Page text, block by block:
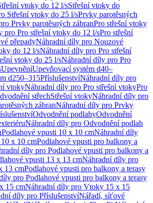
vtoky do 12 l/sStřešní vtoky do
Střešní vtoky do 25 l/sPrvky parotěsných
Prvky parotěsných zábranPro střešní vtoky
pro Pro střešní vtoky do 12 l/sPro střešní
přepadyNáhradní díly pro Nouzové
do 12 l/sNáhradní díly pro Pro střešní
vtoky do 25 l/sNáhradní díly pro Pro
UpevněníUpevňovací systém d40–
d250–315PříslušenstvíNáhradní díly pro
vtokyNáhradní díly pro Pro střešní vtokyPro
střechStřešní vtokyNáhradní díly pro
zábranNáhradní díly pro Prvky
Odvodnění podlahyOdvodnění
Náhradní díly pro Odvodnění podlah
Podlahové vpusti 10 x 10 cmNáhradní díly
x 10 cmPodlahové vpusti pro balkony a
díly pro Podlahové vpusti pro balkony a
vpusti 13 x 13 cmNáhradní díly pro
13 cmPodlahové vpusti pro balkony a terasy
pro Podlahové vpusti pro balkony a terasy
15 cmNáhradní díly pro Vtoky 15 x 15
díly pro PříslušenstvíNářadí, síťové